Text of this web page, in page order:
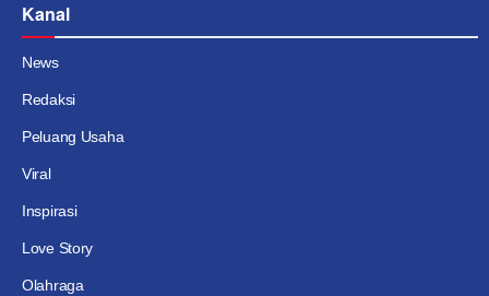
Kanal
News
Redaksi
Peluang Usaha
Viral
Inspirasi
Love Story
Olahraga